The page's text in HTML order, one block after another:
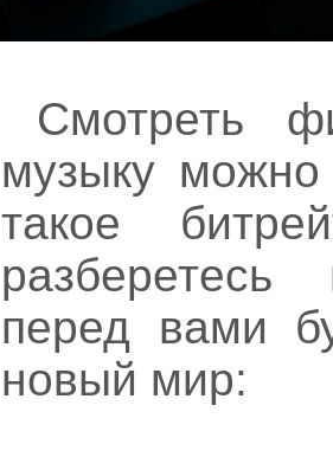
Смотреть
музыку
такое
перед вами
новый мир: